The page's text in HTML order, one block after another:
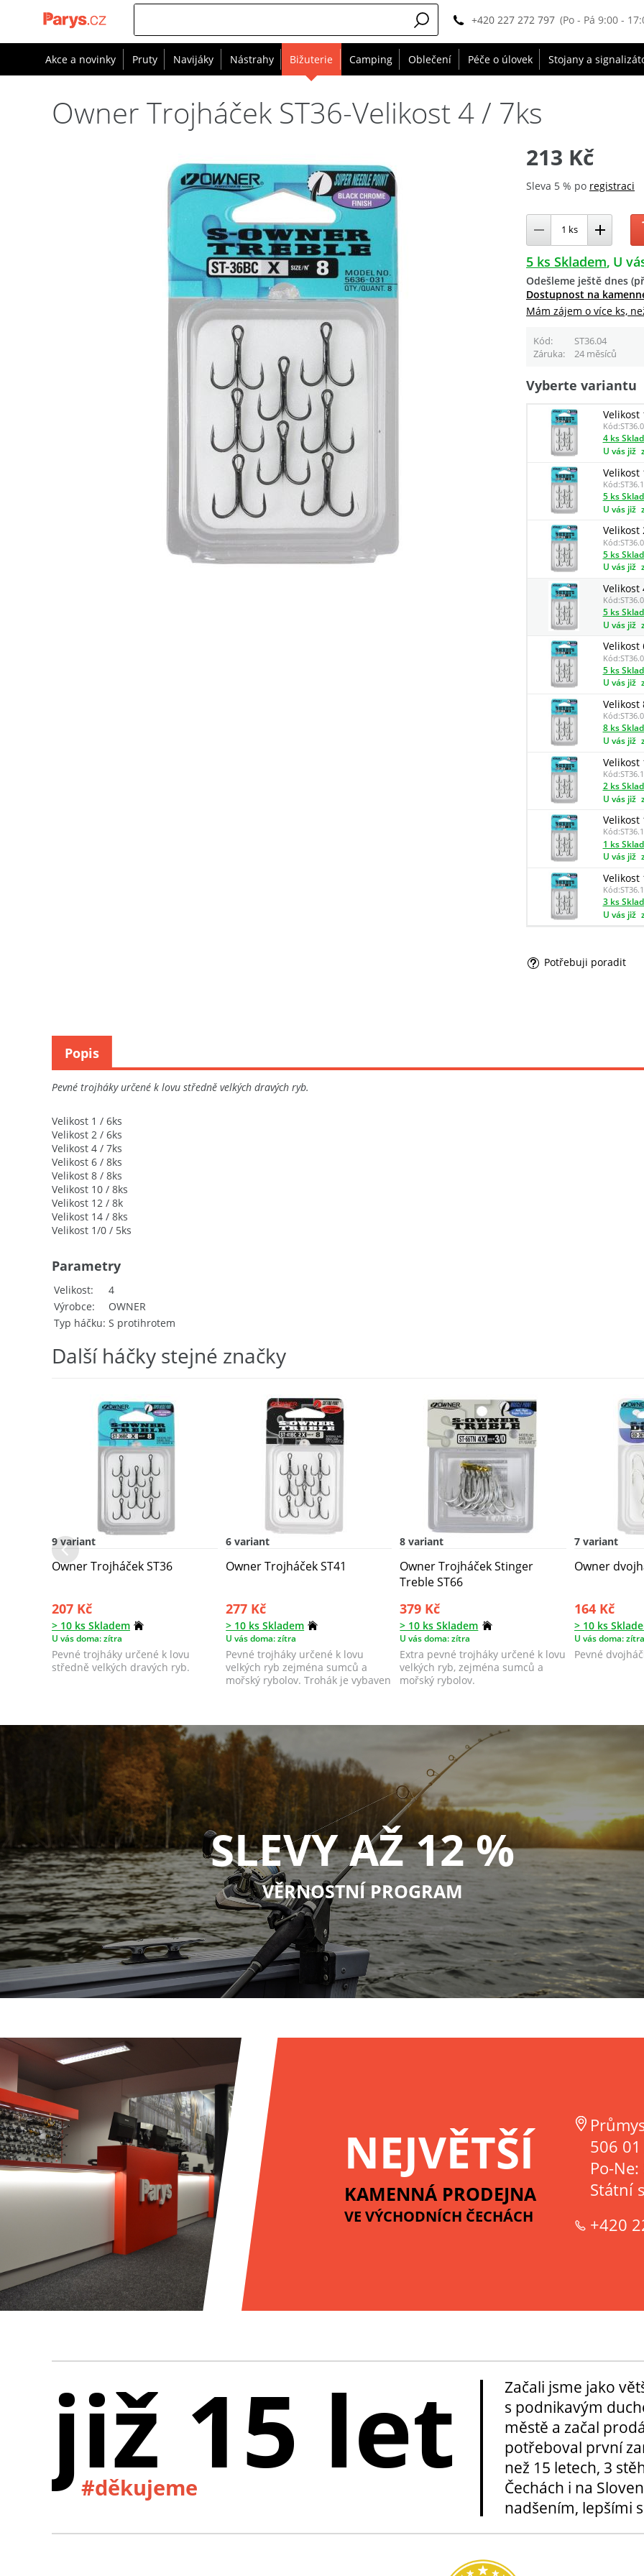
+420 227 272 797 (Po - Pá 9:00 -
Akce a novinky Pruty Navijáky Nástrahy Bižuterie Camping Oblečení Péče o úlovek Stojany a
Owner Trojháček ST36-Velikost 4 / 7ks
213 Kč
Sleva 5 % po registraci
5 ks Skladem U
Odešleme ještě dnes
Dostupnost na
Mám zájem o více ks,
Kód ST36.04
Záruka
24 měsíců
Vyberte variantu
Velikost
Kód:
4 ks
U vás již
Velikost
Kód:
5 ks
U vás již
Velikost
Kód:
5 ks
U vás již
Velikost
Kód:
5 ks
U vás již
Velikost
Kód:
5 ks
U vás již
Velikost
Kód:
8 ks
U vás již
Velikost
Kód:
2 ks
U vás již
Velikost
Kód:
1 ks
U vás již
Velikost
Kód:
3 ks
U vás již
Potřebuji poradit
Pevné trojháky určené k lovu středně velkých dravých ryb.
Velikost 1 / 6ks
Velikost 2 / 6ks
Velikost 4 / 7ks
Velikost 6 / 8ks
Velikost 8 / 8ks
Velikost 10 / 8ks
Velikost 12 / 8k
Velikost 14 / 8ks
Velikost 1/0 / 5ks
Velikost
4
Výrobce
OWNER
Typ háčku S protihrotem
Parametry
Popis
Další háčky stejné značky
9 variant
Owner Trojháček ST36
207 Kč
> 10 ks Skladem
U vás doma: zítra
Pevné trojháky určené k lovu
středně velkých dravých ryb.
6 variant
Owner Trojháček ST41
277 Kč
> 10 ks Skladem
U vás doma: zítra
Pevné trojháky určené k lovu
velkých ryb zejména sumců a
mořský rybolov. Trohák je vybaven
8 variant
Owner Trojháček Stinger
Treble ST66
379 Kč
> 10 ks Skladem
U vás doma: zítra
Extra pevné trojháky určené k lovu
velkých ryb, zejména sumců a
mořský rybolov.
7 variant
Owner
164 Kč
> 10 ks
U vás doma: zítra
Pevné
SLEVY AŽ 12 %
VĚRNOSTNÍ PROGRAM
NEJVĚTŠÍ
KAMENNÁ PRODEJNA
VE VÝCHODNÍCH ČECHÁCH
506 01
Po-
Státní
+420
již 15 let
#děkujeme
Začali jsme jako
s podnikavým
městě a začal
potřeboval první
než 15 letech, 3
Čechách i na
nadšením, lepšími